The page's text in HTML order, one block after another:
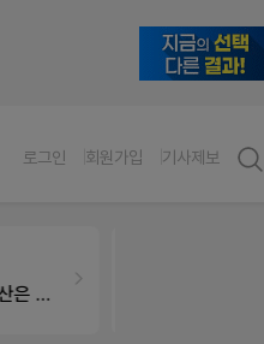
로그인 회원가입 기사제보
경단녀요건중 근로스득원천징수액